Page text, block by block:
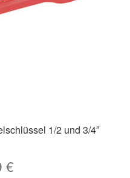
1/2 und 3/4″
€